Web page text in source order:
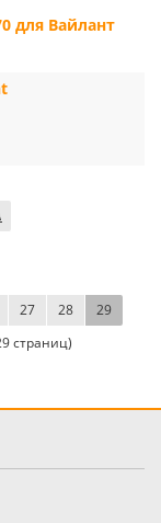
для Вайлант
27 28 29
страниц)